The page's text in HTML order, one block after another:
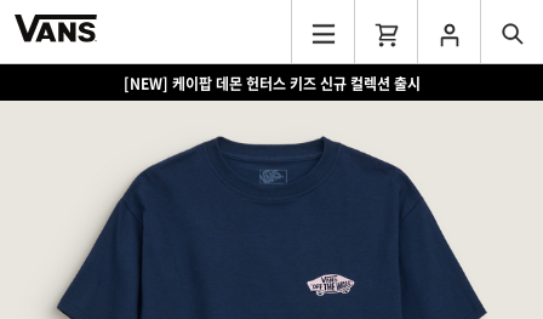
[NEW] 케이팝 데몬 헌터스 키즈 신규 컬렉션 출시
[EVENT] 15만원 이상 구매 시 쿨러백 증정